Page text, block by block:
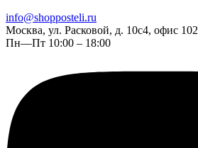
info@shopposteli.ru
Москва, ул. Расковой, д. 10с4, офис 102
Пн—Пт 10:00 – 18:00